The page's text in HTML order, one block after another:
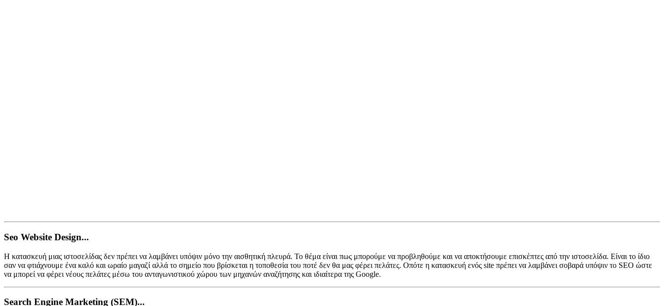
Seo Website Design...
Η κατασκευή μιας ιστοσελίδας δεν πρέπει να λαμβάνει υπόψιν μόνο την αισθητική πλευρά. Το θέμα είναι πως μπορούμε να προβληθούμε και να αποκτήσουμε επισκέπτες από την ιστοσελίδα. Είναι το ίδιο
σαν να φτιάχνουμε ένα καλό και ωραίο μαγαζί αλλά το σημείο που βρίσκεται η τοποθεσία του ποτέ δεν θα μας φέρει πελάτες. Οπότε η κατασκευή ενός site πρέπει να λαμβάνει σοβαρά υπόψιν το SEO ώστε
να μπορεί να φέρει νέους πελάτες μέσω του ανταγωνιστικού χώρου των μηχανών αναζήτησης και ιδιαίτερα της Google.
Search Engine Marketing (SEM)...